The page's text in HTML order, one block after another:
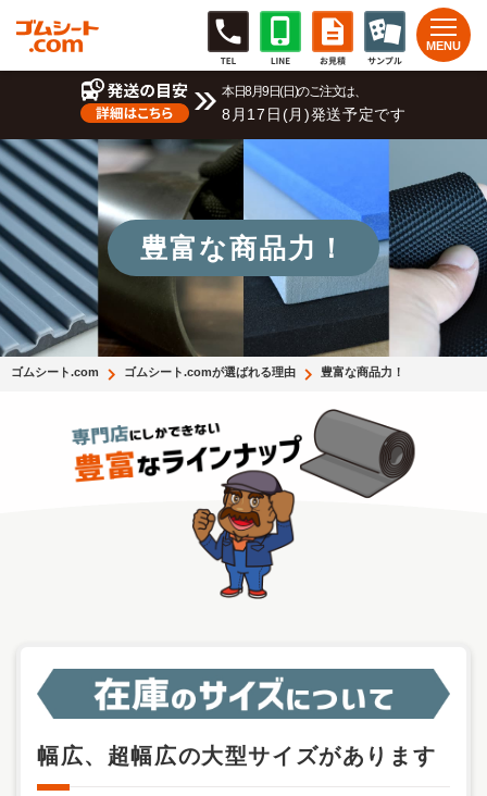
本日8月9日(日)のご注文は、
8月17日(月)発送予定です
豊富な商品力！
ゴムシート.com ゴムシート.comが選ばれる理由 豊富な商品力！
幅広、超幅広の大型サイズがあります